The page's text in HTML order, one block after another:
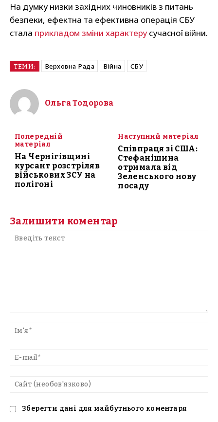
На думку низки західних чиновників з питань
безпеки, ефектна та ефективна операція СБУ
стала прикладом зміни характеру сучасної війни.
ТЕМИ: Верховна Рада Війна СБУ
Ольга Тодорова
Попередній
матеріал
На Чернігівщині
курсант розстріляв
військових ЗСУ на
полігоні
Наступний матеріал
Співпраця зі США:
Стефанішина
отримала від
Зеленського нову
посаду
Залишити коментар
текст
Зберегти дані для майбутнього коментаря